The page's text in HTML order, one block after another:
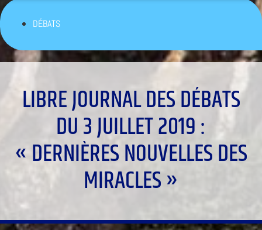
DÉBATS
LIBRE JOURNAL DES DÉBATS
DU 3 JUILLET 2019 :
« DERNIÈRES NOUVELLES DES
MIRACLES »